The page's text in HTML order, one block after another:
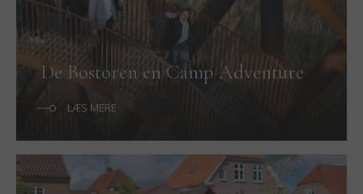
De Bostoren en Camp Adventure
LÆS MERE